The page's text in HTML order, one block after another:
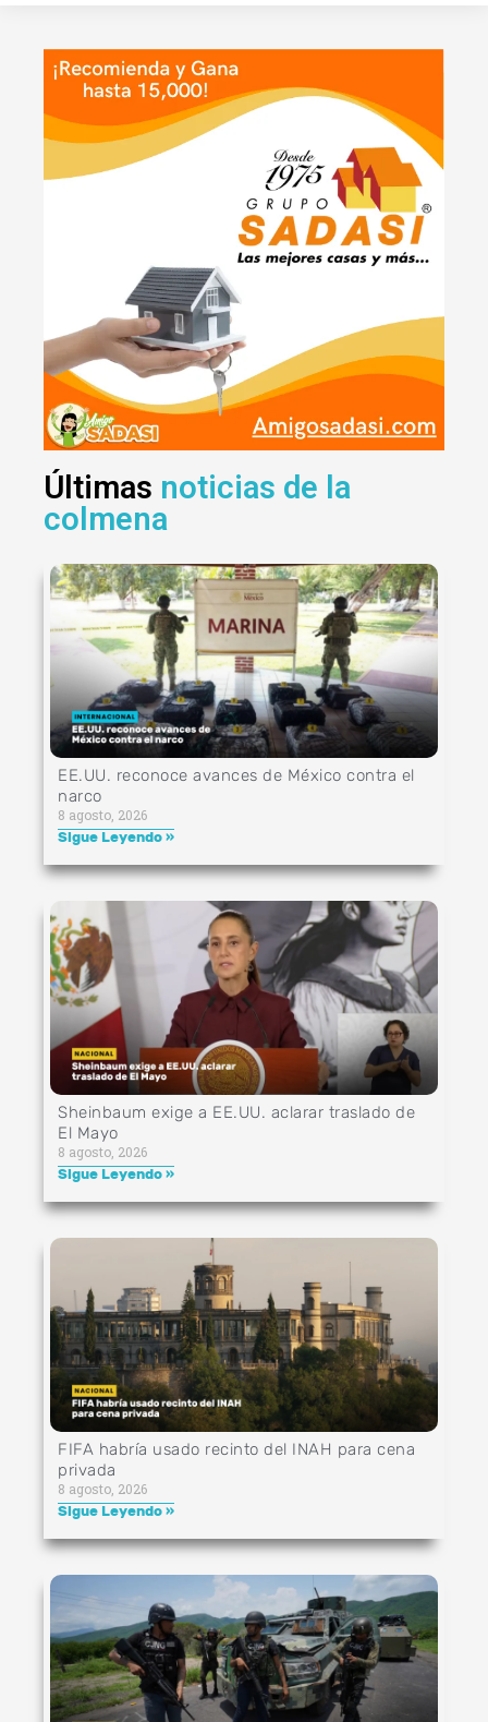
Últimas noticias de la
colmena
EE.UU. reconoce avances de México contra el
narco
8 agosto, 2026
Sigue Leyendo »
Sheinbaum exige a EE.UU. aclarar traslado de
El Mayo
8 agosto, 2026
Sigue Leyendo »
FIFA habría usado recinto del INAH para cena
privada
8 agosto, 2026
Sigue Leyendo »